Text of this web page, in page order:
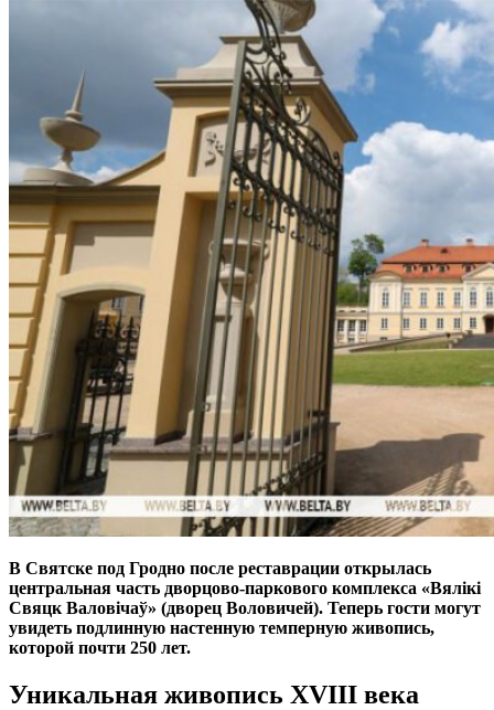
В Святске под Гродно после реставрации открылась
центральная часть дворцово-паркового комплекса «Вялікі
Свяцк Валовічаў» (дворец Воловичей). Теперь гости могут
увидеть подлинную настенную темперную живопись,
которой почти 250 лет.
Уникальная живопись XVIII века